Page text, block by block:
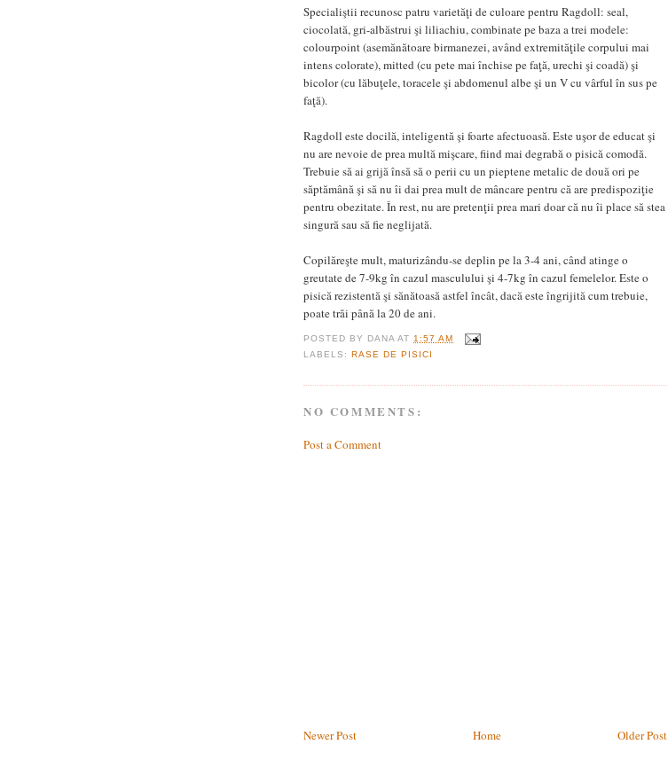
Specialiştii recunosc patru varietăţi de culoare pentru Ragdoll: seal,
ciocolată, gri-albăstrui şi liliachiu, combinate pe baza a trei modele:
colourpoint (asemănătoare birmanezei, având extremităţile corpului mai
intens colorate), mitted (cu pete mai închise pe faţă, urechi şi coadă) şi
bicolor (cu lăbuţele, toracele şi abdomenul albe şi un V cu vârful în sus pe
faţă).
Ragdoll este docilă, inteligentă şi foarte afectuoasă. Este uşor de educat şi
nu are nevoie de prea multă mişcare, fiind mai degrabă o pisică comodă.
Trebuie să ai grijă însă să o perii cu un pieptene metalic de două ori pe
săptămână şi să nu îi dai prea mult de mâncare pentru că are predispoziţie
pentru obezitate. În rest, nu are pretenţii prea mari doar că nu îi place să stea
singură sau să fie neglijată.
Copilăreşte mult, maturizându-se deplin pe la 3-4 ani, când atinge o
greutate de 7-9kg în cazul masculului şi 4-7kg în cazul femelelor. Este o
pisică rezistentă şi sănătoasă astfel încât, dacă este îngrijită cum trebuie,
poate trăi până la 20 de ani.
POSTED BY DANA AT1:57 AM
LABELS:RASE DE PISICI
NO COMMENTS:
Post a Comment
Newer Post Older Post
Home